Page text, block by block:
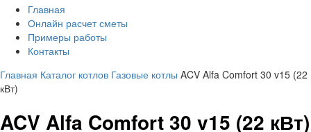
Главная
Онлайн расчет сметы
Примеры работы
Контакты
Главная Каталог котлов Газовые котлы ACV Alfa Comfort 30 v15 (22
кВт)
ACV Alfa Comfort 30 v15 (22 кВт)